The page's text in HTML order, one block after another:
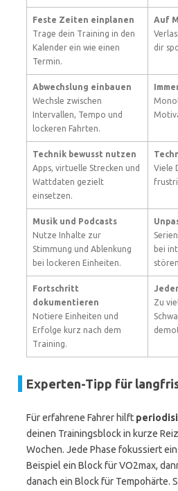
Feste Zeiten einplanen
Trage dein Training in den
Kalender ein wie einen
Termin.
Auf
dir
Abwechslung einbauen
Wechsle zwischen
Intervallen, Tempo und
lockeren Fahrten.
Technik bewusst nutzen
Apps, virtuelle Strecken und
Wattdaten gezielt
einsetzen.
Viele
Musik und Podcasts
Nutze Inhalte zur
Stimmung und Ablenkung
bei lockeren Einheiten.
bei
Fortschritt
dokumentieren
Notiere Einheiten und
Erfolge kurz nach dem
Training.
Zu
Experten-Tipp für
Für erfahrene Fahrer hilft
deinen Trainingsblock in kurze
Wochen. Jede Phase fokussiert
Beispiel ein Block für VO2max,
danach ein Block für Tempohärte.